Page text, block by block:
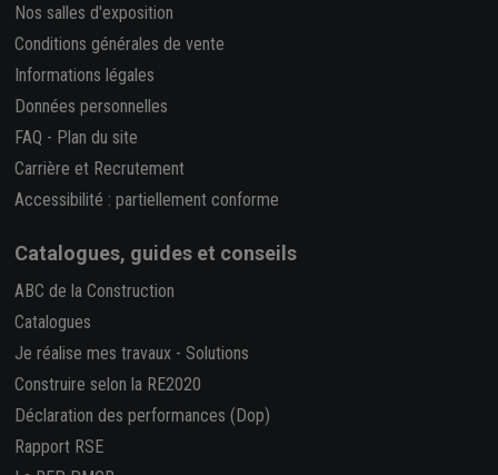
Nos salles d'exposition
Conditions générales de vente
Informations légales
Données personnelles
FAQ - Plan du site
Carrière et Recrutement
Accessibilité : partiellement conforme
Catalogues, guides et conseils
ABC de la Construction
Catalogues
Je réalise mes travaux - Solutions
Construire selon la RE2020
Déclaration des performances (Dop)
Rapport RSE